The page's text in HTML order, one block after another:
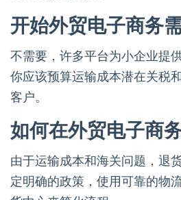
开始外贸电子商务
不需要，许多平台为小企业提
你应该预算运输成本潜在关税
客户。
如何在外贸电子商
由于运输成本和海关问题，退
定明确的政策，使用可靠的物